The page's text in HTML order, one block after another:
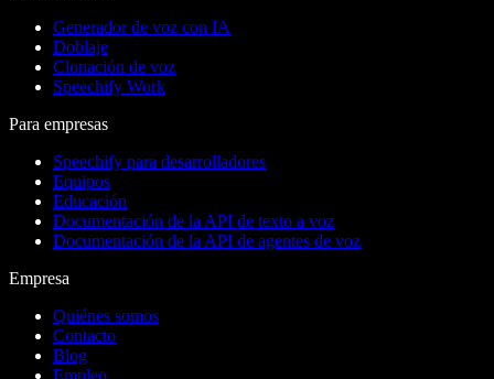
Generador de voz con IA
Doblaje
Clonación de voz
Speechify Work
Para empresas
Speechify para desarrolladores
Equipos
Educación
Documentación de la API de texto a voz
Documentación de la API de agentes de voz
Empresa
Quiénes somos
Contacto
Blog
Empleo